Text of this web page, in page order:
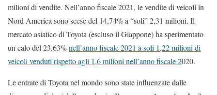
milioni di vendite. Nell’anno fiscale 2021, le vendite di veicoli in
Nord America sono scese del 14,74% a “soli” 2,31 milioni. Il
mercato asiatico di Toyota (escluso il Giappone) ha sperimentato
un calo del 23,63%nell’anno fiscale 2021 a soli 1,22 milioni di
veicoli venduti rispetto agli 1,6 milioni nell’anno fiscale 2020.
Le entrate di Toyota nel mondo sono state influenzate dalle